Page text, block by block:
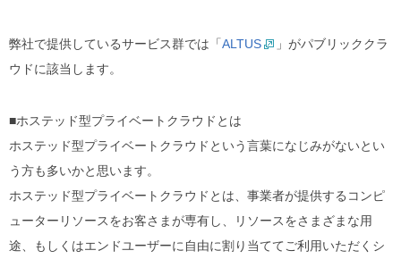
弊社で提供しているサービス群では「ALTUS
」がパブリッククラ
ウドに該当します。
■ホステッド型プライベートクラウドとは
ホステッド型プライベートクラウドという言葉になじみがないとい
う方も多いかと思います。
ホステッド型プライベートクラウドとは、事業者が提供するコンピ
ューターリソースをお客さまが専有し、リソースをさまざまな用
途、もしくはエンドユーザーに自由に割り当ててご利用いただくシ